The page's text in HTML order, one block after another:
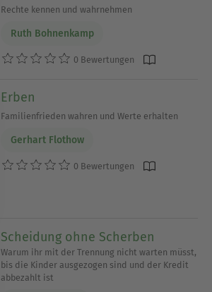
Rechte kennen und wahrnehmen
Ruth Bohnenkamp
0 Bewertungen
Erben
Familienfrieden wahren und Werte erhalten
Gerhart Flothow
0 Bewertungen
Scheidung ohne Scherben
Warum ihr mit der Trennung nicht warten müsst,
bis die Kinder ausgezogen sind und der Kredit
abbezahlt ist